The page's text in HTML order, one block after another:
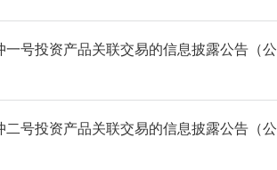
号投资产品关联交易的信息披露公告（公
号投资产品关联交易的信息披露公告（公